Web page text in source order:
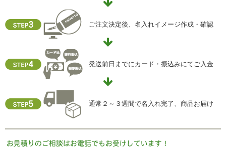
ご注文決定後、名入れイメージ作成・確認
発送前日までにカード・振込みにてご入金
通常２～３週間で名入れ完了、商品お届け